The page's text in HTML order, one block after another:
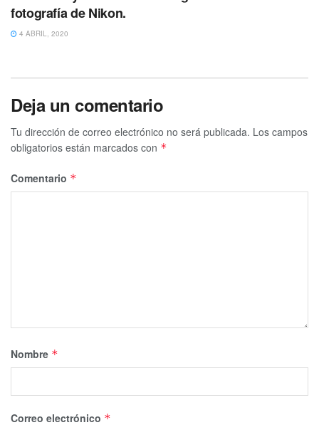
fotografía de Nikon.
4 ABRIL, 2020
Deja un comentario
Tu dirección de correo electrónico no será publicada. Los campos
obligatorios están marcados con *
Comentario *
Nombre *
Correo electrónico *